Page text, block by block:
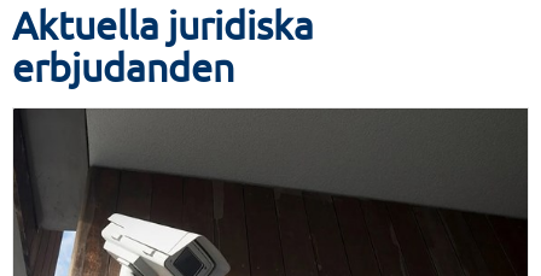
Aktuella juridiska
erbjudanden